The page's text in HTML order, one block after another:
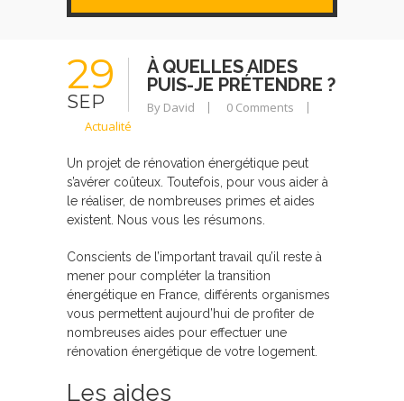
29
SEP
À QUELLES AIDES
PUIS-JE PRÉTENDRE ?
By David
0 Comments
Actualité
Un projet de rénovation énergétique peut
s’avérer coûteux. Toutefois, pour vous aider à
le réaliser, de nombreuses primes et aides
existent. Nous vous les résumons.
Conscients de l’important travail qu’il reste à
mener pour compléter la transition
énergétique en France, différents organismes
vous permettent aujourd’hui de profiter de
nombreuses aides pour effectuer une
rénovation énergétique de votre logement.
Les aides